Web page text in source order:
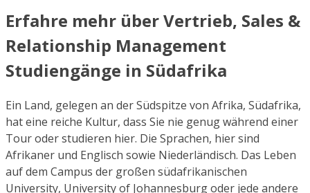
Erfahre mehr über Vertrieb, Sales &
Relationship Management
Studiengänge in Südafrika
Ein Land, gelegen an der Südspitze von Afrika, Südafrika,
hat eine reiche Kultur, dass Sie nie genug während einer
Tour oder studieren hier. Die Sprachen, hier sind
Afrikaner und Englisch sowie Niederländisch. Das Leben
auf dem Campus der großen südafrikanischen
University, University of Johannesburg oder jede andere